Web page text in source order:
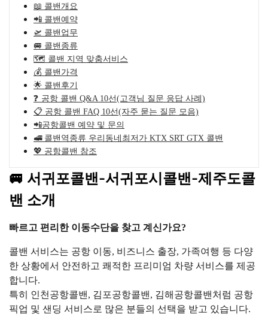
📖 콜밴개요
📲 콜밴예약
🛫 콜밴업무
🚐 콜밴종류
🗺️ 콜밴 지역 맞춤서비스
💰 콜밴가격
🌟 콜밴후기
❓ 공항 콜밴 Q&A 10선(고객님 질문 응답 사례)
📋 공항 콜밴 FAQ 10선(자주 묻는 질문 모음)
📲공항콜밴 예약 및 문의
🚅 콜밴역종류 우리동네최저가 KTX SRT GTX 콜밴
💖 공항콜밴 참조
🚐 서귀포콜밴-서귀포시콜밴-제주도콜
밴 소개
빠르고 편리한 이동수단을 찾고 계신가요?
콜밴 서비스는 공항 이동, 비즈니스 출장, 가족여행 등 다양
한 상황에서 안전하고 쾌적한 프리미엄 차량 서비스를 제공
합니다.
특히 인천공항콜밴, 김포공항콜밴, 김해공항콜밴처럼 공항
픽업 및 샌딩 서비스로 많은 분들의 선택을 받고 있습니다.